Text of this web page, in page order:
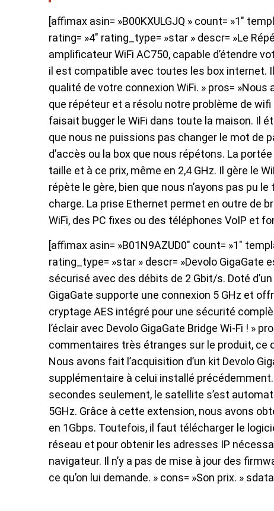
[affimax asin= »B00KXULGJQ » count= »1″
rating= »4″ rating_type= »star » descr= »Le
amplificateur WiFi AC750, capable d’étendre
il est compatible avec toutes les box internet.
qualité de votre connexion WiFi. » pros=
que répéteur et a résolu notre problème de wifi
faisait bugger le WiFi dans toute la maison. Il
que nous ne puissions pas changer le mot de
d’accès ou la box que nous répétons. La
taille et à ce prix, même en 2,4 GHz. Il gère le
répète le gère, bien que nous n’ayons pas pu
charge. La prise Ethernet permet en outre de
WiFi, des PC fixes ou des téléphones VoIP et
[affimax asin= »B01N9AZUD0″ count= »1″
rating_type= »star » descr= »Devolo
sécurisé avec des débits de 2 Gbit/s. Doté
GigaGate supporte une connexion 5 GHz et
cryptage AES intégré pour une sécurité
l’éclair avec Devolo GigaGate Bridge Wi-Fi ! »
commentaires très étranges sur le produit, ce
Nous avons fait l’acquisition d’un kit Devolo
supplémentaire à celui installé
secondes seulement, le satellite s’est
5GHz. Grâce à cette extension, nous avons
en 1Gbps. Toutefois, il faut télécharger le
réseau et pour obtenir les adresses IP
navigateur. Il n’y a pas de mise à jour des
ce qu’on lui demande. » cons= »Son prix. »